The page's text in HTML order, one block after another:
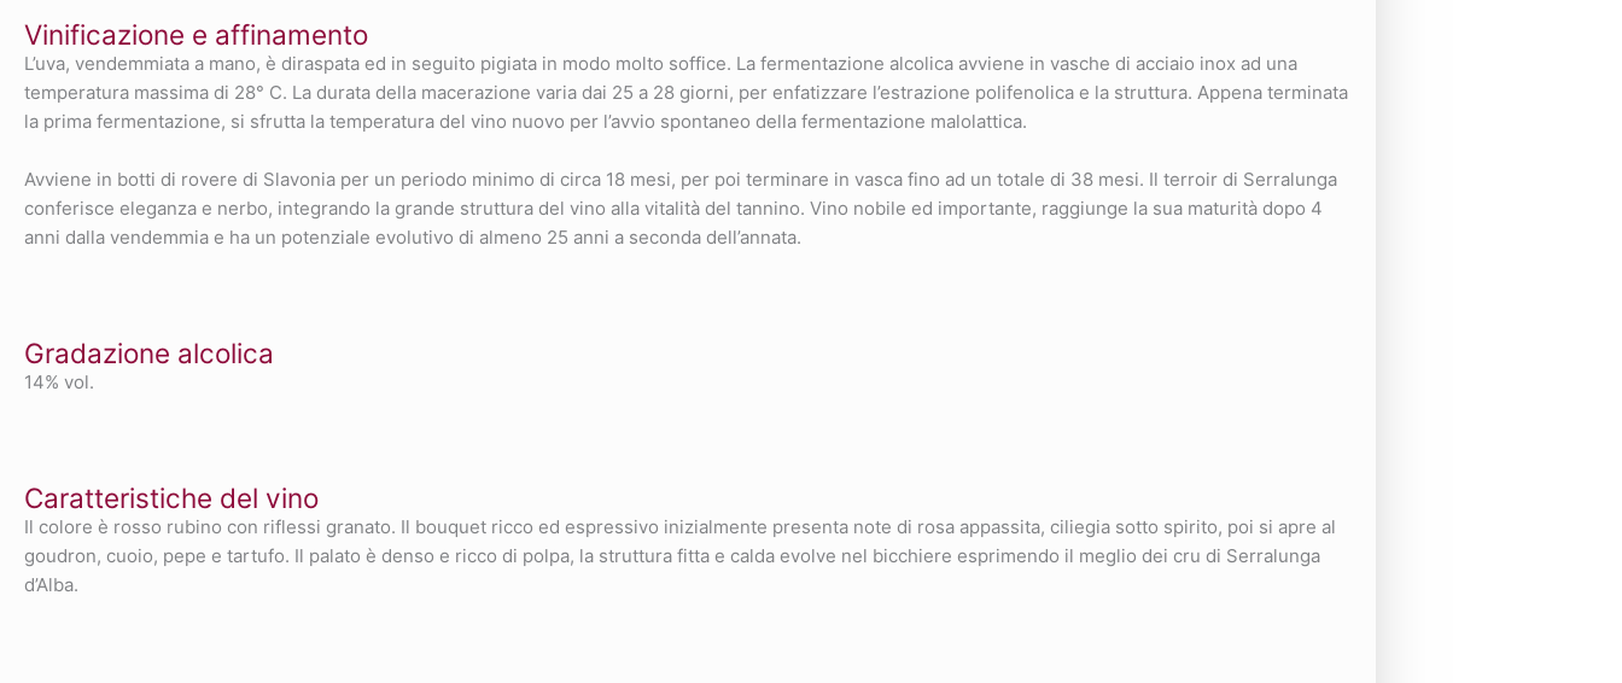
Vinificazione e affinamento
L’uva, vendemmiata a mano, è diraspata ed in seguito pigiata in modo molto soffice. La fermentazione alcolica avviene in vasche di acciaio inox ad una
temperatura massima di 28° C. La durata della macerazione varia dai 25 a 28 giorni, per enfatizzare l’estrazione polifenolica e la struttura. Appena terminata
la prima fermentazione, si sfrutta la temperatura del vino nuovo per l’avvio spontaneo della fermentazione malolattica.
Avviene in botti di rovere di Slavonia per un periodo minimo di circa 18 mesi, per poi terminare in vasca fino ad un totale di 38 mesi. Il terroir di Serralunga
conferisce eleganza e nerbo, integrando la grande struttura del vino alla vitalità del tannino. Vino nobile ed importante, raggiunge la sua maturità dopo 4
anni dalla vendemmia e ha un potenziale evolutivo di almeno 25 anni a seconda dell’annata.
Gradazione alcolica
14% vol.
Caratteristiche del vino
Il colore è rosso rubino con riflessi granato. Il bouquet ricco ed espressivo inizialmente presenta note di rosa appassita, ciliegia sotto spirito, poi si apre al
goudron, cuoio, pepe e tartufo. Il palato è denso e ricco di polpa, la struttura fitta e calda evolve nel bicchiere esprimendo il meglio dei cru di Serralunga
d’Alba.